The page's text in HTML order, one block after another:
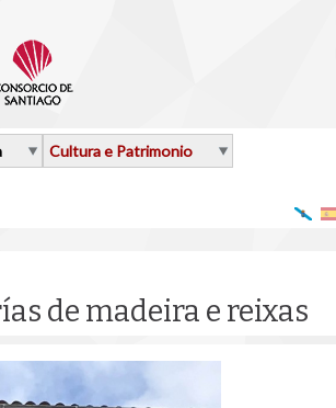
Cultura e Patrimonio
de madeira e reixas